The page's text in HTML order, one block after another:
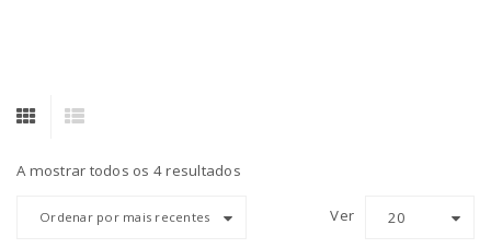
A mostrar todos os 4 resultados
Ordenar por mais recentes Ver 20